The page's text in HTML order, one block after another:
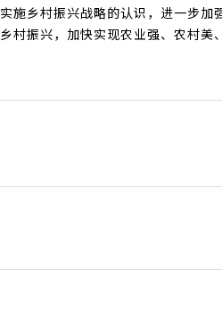
施乡村振兴战略的认识，进一步加
振兴，加快实现农业强、农村美